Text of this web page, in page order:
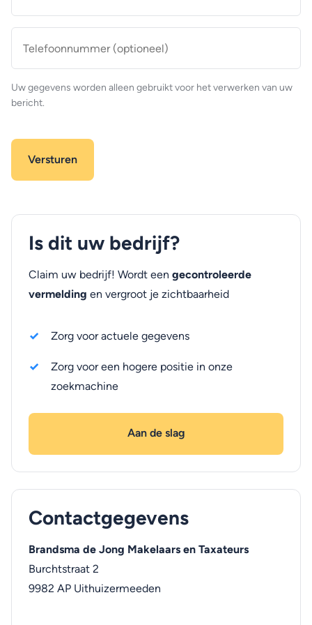
(optioneel)
Uw gegevens worden alleen gebruikt voor het verwerken van uw
bericht.
Is dit uw bedrijf?
Claim uw bedrijf! Wordt een gecontroleerde
vermelding en vergroot je zichtbaarheid
Zorg voor actuele gegevens
Zorg voor een hogere positie in onze
zoekmachine
Aan de slag
Contactgegevens
Brandsma de Jong Makelaars en Taxateurs
Burchtstraat 2
9982 AP Uithuizermeeden